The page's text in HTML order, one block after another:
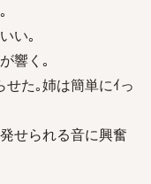
い｡
響く｡
た｡姉は簡単にｲっ
せられる音に興奮